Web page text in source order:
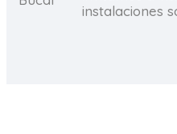
instalaciones